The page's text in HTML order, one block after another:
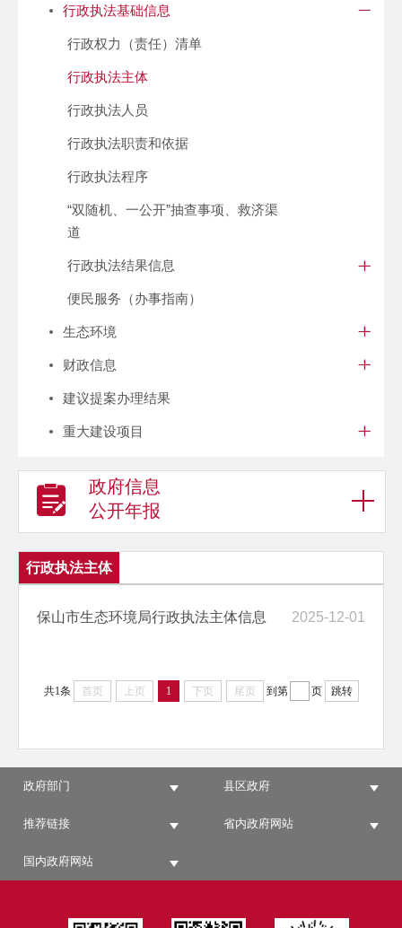
行政执法基础信息
行政权力（责任）清单
行政执法主体
行政执法人员
行政执法职责和依据
行政执法程序
“双随机、一公开”抽查事项、救济渠
道
行政执法结果信息
便民服务（办事指南）
生态环境
财政信息
建议提案办理结果
重大建设项目
政府信息
公开年报
行政执法主体
保山市生态环境局行政执法主体信息 2025-12-01
共1条 首页 上页 1 下页 尾页 到第 页 跳转
政府部门 县区政府
推荐链接 省内政府网站
国内政府网站